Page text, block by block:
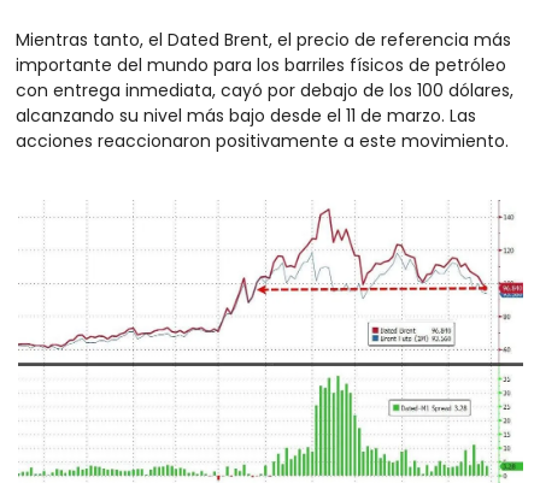
Mientras tanto, el Dated Brent, el precio de referencia más
importante del mundo para los barriles físicos de petróleo
con entrega inmediata, cayó por debajo de los 100 dólares,
alcanzando su nivel más bajo desde el 11 de marzo. Las
acciones reaccionaron positivamente a este movimiento.